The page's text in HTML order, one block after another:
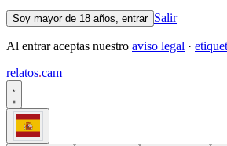
Soy mayor de 18 años, entrar Salir
Al entrar aceptas nuestro aviso legal ·
relatos.cam